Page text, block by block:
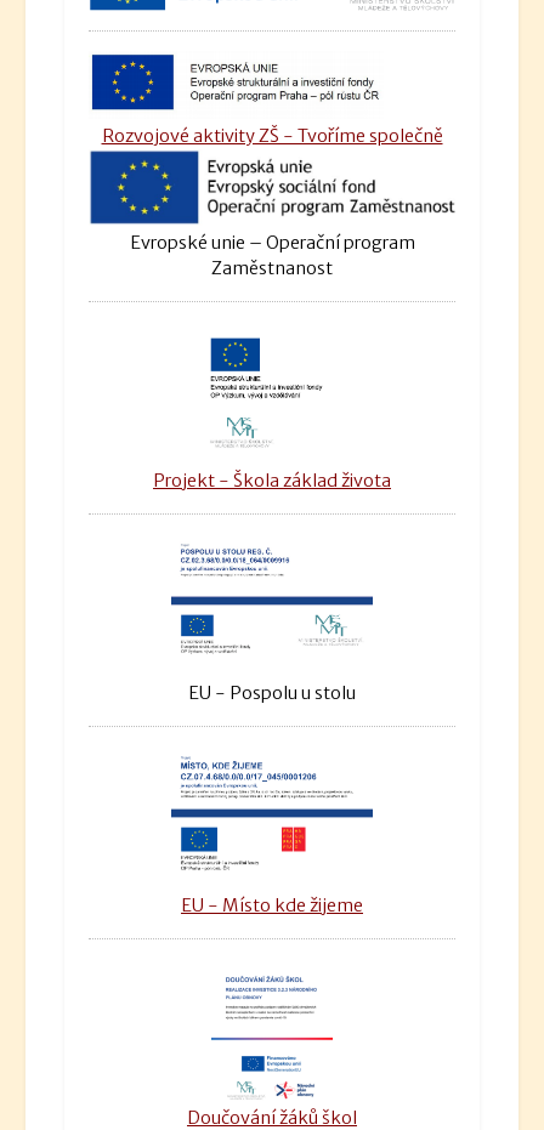
Rozvojové aktivity ZŠ - Tvoříme společně
Evropské unie – Operační program
Zaměstnanost
Projekt - Škola základ života
EU - Pospolu u stolu
EU - Místo kde žijeme
Doučování žáků škol